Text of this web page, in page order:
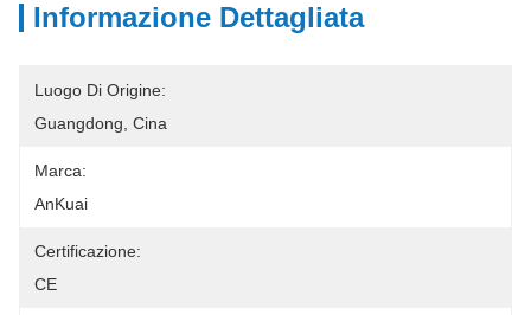
Informazione Dettagliata
Luogo Di Origine:
Guangdong, Cina
Marca:
AnKuai
Certificazione:
CE